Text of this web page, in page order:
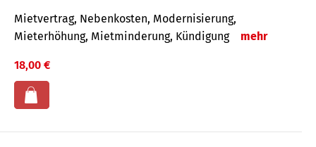
Mietvertrag, Nebenkosten, Modernisierung,
Mieterhöhung, Mietminderung, Kündigung
mehr
18,00 €